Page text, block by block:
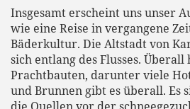
Insgesamt erscheint uns unser
wie eine Reise in vergangene
Bäderkultur. Die Altstadt von
sich entlang des Flusses.
Prachtbauten, darunter viele
und Brunnen gibt es überall. Es
die Quellen vor der